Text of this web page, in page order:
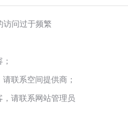
访问过于频繁
联系空间提供商；
，请联系网站管理员